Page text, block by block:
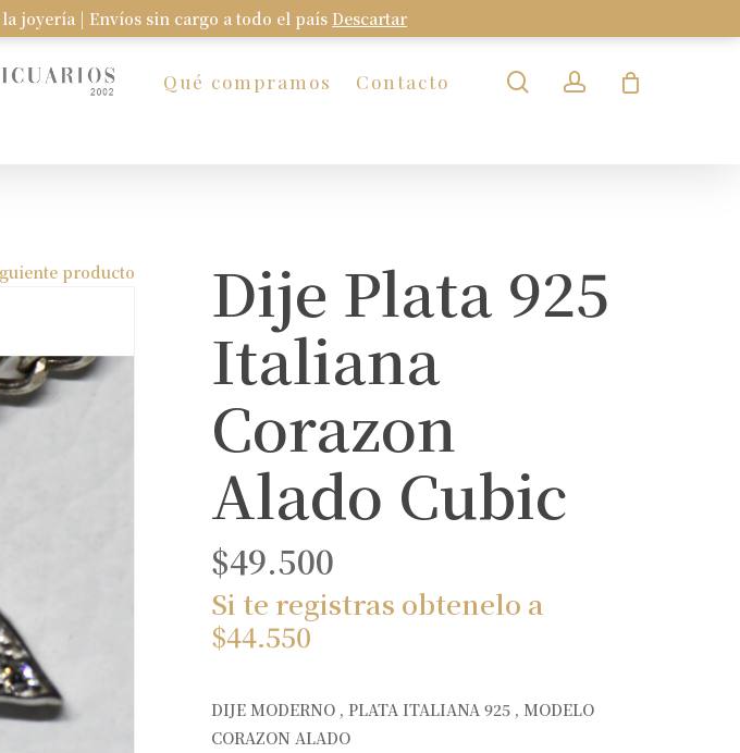
joyería | Envíos sin cargo a todo el país Descartar
Qué compramos Contacto searchaccount
producto
Dije Plata 925
Italiana
Corazon
Alado Cubic
$49.500
Si te registras obtenelo a
$44.550
DIJE MODERNO , PLATA ITALIANA 925 , MODELO
CORAZON ALADO